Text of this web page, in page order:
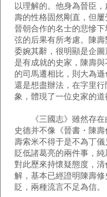
以理解的。他身為晉臣
壽的性格固然剛直，但
晉朝合作的名士的悲慘
弦的后果有所考慮。陳
委婉其辭，很明顯是企
是有成就的史家，陳壽
的司馬遷相比，則大為
還是想盡辦法，在字里
象，體現了一位史家的道
《三國志》雖然存在
史德并不像《晉書・陳
壽索米不得于是不為丁
貶低諸葛亮的兩件事，
對此歷來持懷疑態度，
解，基本已經證明陳壽
貶，兩種流言不足為信。